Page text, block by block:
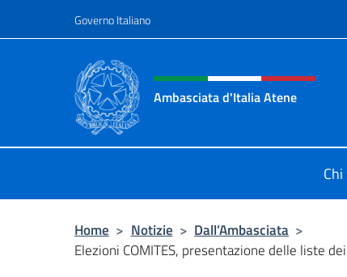
Governo Italiano
Intestazione sito, social e
Ambasciata d'Italia Atene
Home > Notizie > Dall’Ambasciata >
Elezioni COMITES, presentazione delle liste